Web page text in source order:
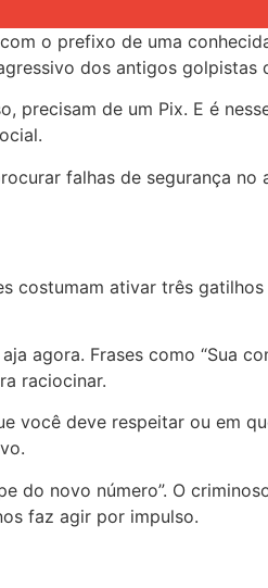
o prefixo de uma
dos antigos golpistas
precisam de um Pix. E é
falhas de segurança
costumam ativar três
agora. Frases como “Sua
raciocinar.
você deve respeitar ou em
do novo número”. O
faz agir por impulso.